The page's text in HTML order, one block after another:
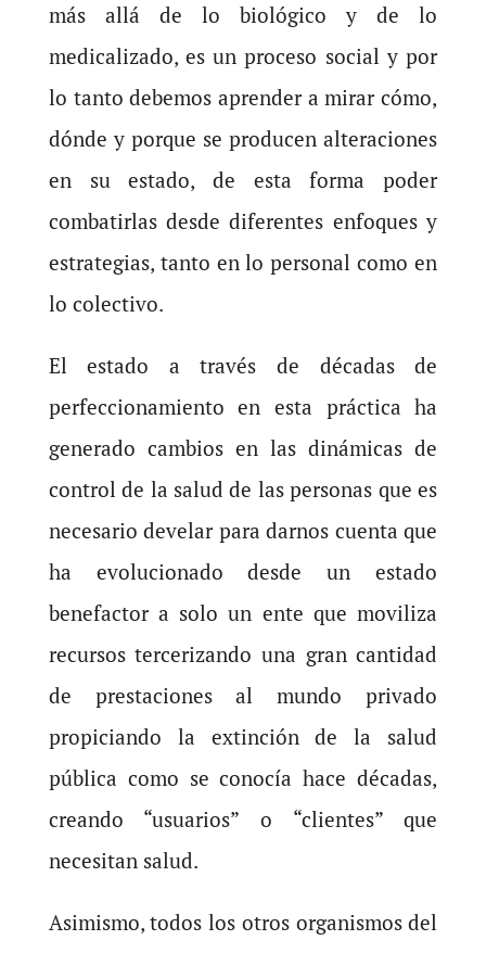
más allá de lo biológico y de lo
medicalizado, es un proceso social y por
lo tanto debemos aprender a mirar cómo,
dónde y porque se producen alteraciones
en su estado, de esta forma poder
combatirlas desde diferentes enfoques y
estrategias, tanto en lo personal como en
lo colectivo.
El estado a través de décadas de
perfeccionamiento en esta práctica ha
generado cambios en las dinámicas de
control de la salud de las personas que es
necesario develar para darnos cuenta que
ha evolucionado desde un estado
benefactor a solo un ente que moviliza
recursos tercerizando una gran cantidad
de prestaciones al mundo privado
propiciando la extinción de la salud
pública como se conocía hace décadas,
creando “usuarios” o “clientes” que
necesitan salud.
Asimismo, todos los otros organismos del